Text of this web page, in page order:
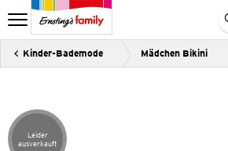
Kinder-Bademode Mädchen Bikini
Artikel leider ausverkauft
Leider
ausverkauft